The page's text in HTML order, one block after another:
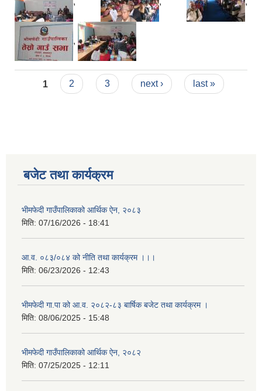
,
Pages
1 2 3 next › last »
बजेट तथा कार्यक्रम
भीमफेदी गाउँपालिकाको आर्थिक ऐन, २०८३
मिति: 07/16/2026 - 18:41
आ.व. ०८३/०८४ को नीति तथा कार्यक्रम ।।।
मिति: 06/23/2026 - 12:43
भीमफेदी गा.पा को आ.व. २०८२-८३ बार्षिक बजेट तथा कार्यक्रम ।
मिति: 08/06/2025 - 15:48
भीमफेदी गाउँपालिकाको आर्थिक ऐन, २०८२
मिति: 07/25/2025 - 12:11